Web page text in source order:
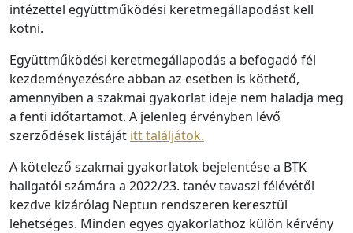
intézettel együttműködési keretmegállapodást kell
kötni.
Együttműködési keretmegállapodás a befogadó fél
kezdeményezésére abban az esetben is köthető,
amennyiben a szakmai gyakorlat ideje nem haladja meg
a fenti időtartamot. A jelenleg érvényben lévő
szerződések listáját itt találjátok.
A kötelező szakmai gyakorlatok bejelentése a BTK
hallgatói számára a 2022/23. tanév tavaszi félévétől
kezdve kizárólag Neptun rendszeren keresztül
lehetséges. Minden egyes gyakorlathoz külön kérvény